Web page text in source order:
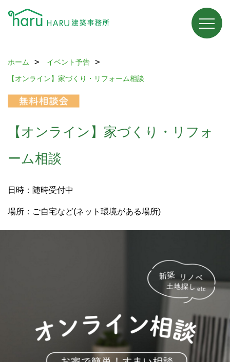
ホーム
イベント予告
【オンライン】家づくり・リフォーム相談
【オンライン】家づくり・リフォ
ーム相談
日時：随時受付中
場所：ご自宅など(ネット環境がある場所)